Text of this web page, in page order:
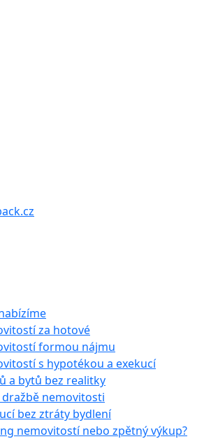
za hotové
formou nájmu
s hypotékou a exekucí
a bytů bez realitky
dražbě nemovitosti
bez ztráty bydlení
nemovitostí nebo zpětný výkup?